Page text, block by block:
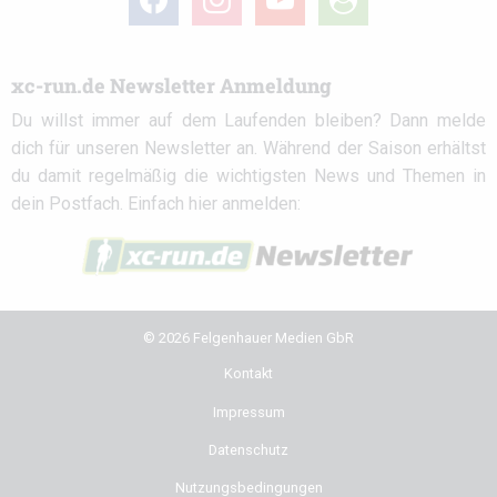
circle
xc-run.de Newsletter Anmeldung
Du willst immer auf dem Laufenden bleiben? Dann melde
dich für unseren Newsletter an. Während der Saison erhältst
du damit regelmäßig die wichtigsten News und Themen in
dein Postfach. Einfach hier anmelden:
© 2026 Felgenhauer Medien GbR
Kontakt
Impressum
Datenschutz
Nutzungsbedingungen